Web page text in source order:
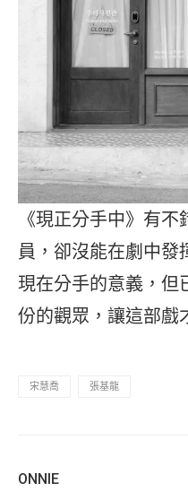
《現正分手中》有
員，卻沒能在劇中發
現在分手的意義，但
份的觀眾，讓這部戲
宋慧喬 張基龍
ONNIE